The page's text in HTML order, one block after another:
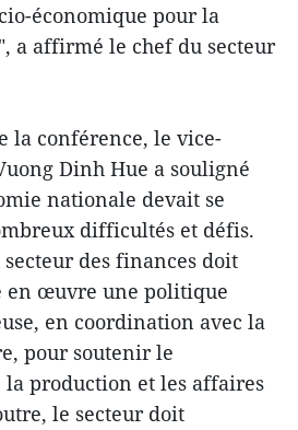
économique pour la
a affirmé le chef du secteur
la conférence, le vice-
Dinh Hue a souligné
nationale devait se
difficultés et défis.
des finances doit
en œuvre une politique
en coordination avec la
pour soutenir le
la production et les affaires
le secteur doit